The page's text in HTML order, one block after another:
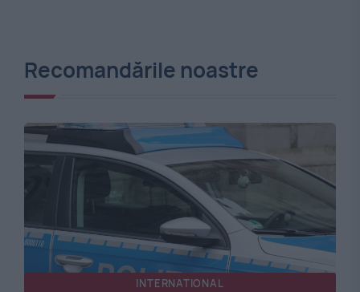
Recomandările noastre
INTERNATIONAL